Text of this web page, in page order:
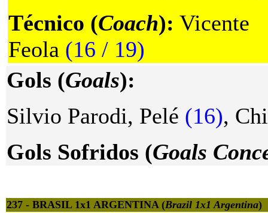
Técnico (Coach): Vicente
Feola (16 / 19)
Gols (Goals):
Silvio Parodi, Pelé (16),
Gols Sofridos (Goals
237 - BRASIL 1x1 ARGENTINA (Brazil 1x1 Argentina)